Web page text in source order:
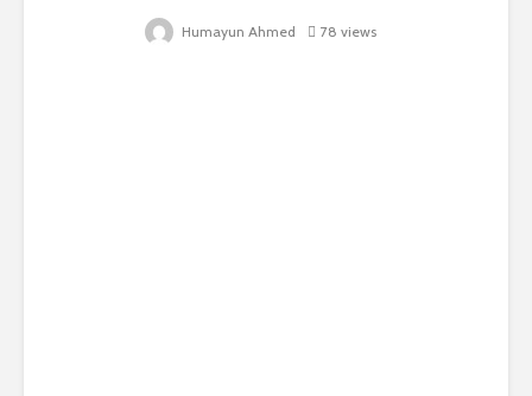
Humayun Ahmed 78 views